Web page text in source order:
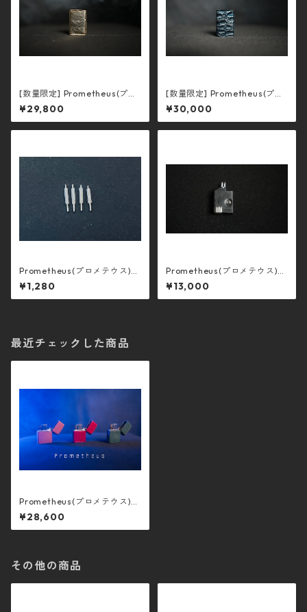
[数量限定] Prometheus(プロ
メテウス) -ゴールド-
¥29,800
[数量限定] Prometheus(プロ
メテウス) -クロコダイル-
¥30,000
Prometheus(プロメテウス)
放電端子リフィル(4本)
¥1,280
Prometheus(プロメテウス)
ギミック単品
¥13,000
最近チェックした商品
Prometheus(プロメテウス)
-自動着火オイルライター-
¥28,600
その他の商品